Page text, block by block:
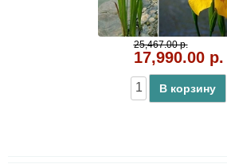
25,467.00 р.
17,990.00 р.
В корзину